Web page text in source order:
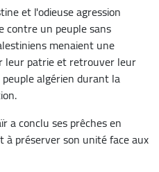
et l'odieuse agression
contre un peuple sans
menaient une
leur patrie et retrouver leur
algérien durant la
a conclu ses prêches en
préserver son unité face aux